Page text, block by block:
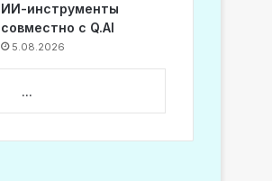
ИИ-инструменты
совместно с Q.AI
5.08.2026
...